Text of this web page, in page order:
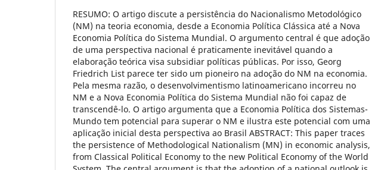
RESUMO: O artigo discute a persistência do Nacionalismo Metodológico
(NM) na teoria economia, desde a Economia Política Clássica até a Nova
Economia Política do Sistema Mundial. O argumento central é que adoção
de uma perspectiva nacional é praticamente inevitável quando a
elaboração teórica visa subsidiar políticas públicas. Por isso, Georg
Friedrich List parece ter sido um pioneiro na adoção do NM na economia.
Pela mesma razão, o desenvolvimentismo latinoamericano incorreu no
NM e a Nova Economia Política do Sistema Mundial não foi capaz de
transcendê-lo. O artigo argumenta que a Economia Política dos Sistemas-
Mundo tem potencial para superar o NM e ilustra este potencial com uma
aplicação inicial desta perspectiva ao Brasil ABSTRACT: This paper traces
the persistence of Methodological Nationalism (MN) in economic analysis,
from Classical Political Economy to the new Political Economy of the World